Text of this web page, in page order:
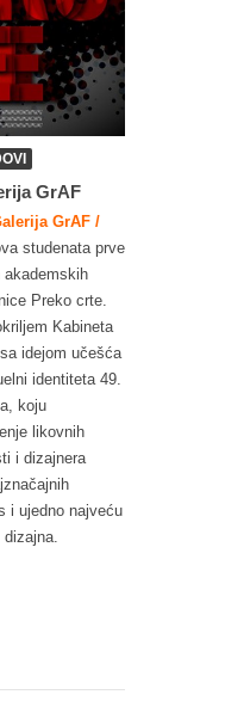
GrAF
GrAF /
studenata prve
akademskih
Preko crte.
Kabineta
idejom učešća
identiteta 49.
koju
likovnih
i dizajnera
i ujedno najveću